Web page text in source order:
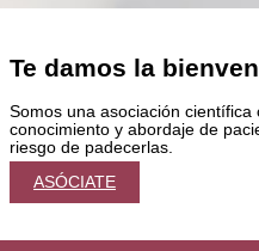
Te damos la
Somos una asociación científica
conocimiento y abordaje de
riesgo de padecerlas.
ASÓCIATE